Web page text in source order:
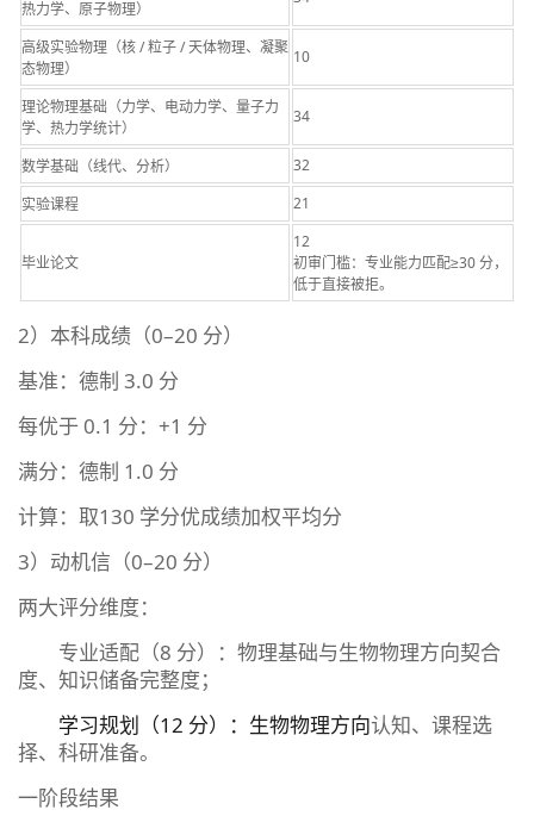
热力学、原子物理）
高级实验物理（核 / 粒子 / 天体物理、凝聚
态物理）
10
理论物理基础（力学、电动力学、量子力
学、热力学统计）
34
数学基础（线代、分析）
32
实验课程
21
毕业论文
12
初审门槛：专业能力匹配≥30 分，
低于直接被拒。
2）本科成绩（0–20 分）
基准：德制 3.0 分
每优于 0.1 分：+1 分
满分：德制 1.0 分
计算：取130 学分优成绩加权平均分
3）动机信（0–20 分）
两大评分维度：
专业适配（8 分）：物理基础与生物物理方向契合
度、知识储备完整度；
学习规划（12 分）：生物物理方向认知、课程选
择、科研准备。
一阶段结果